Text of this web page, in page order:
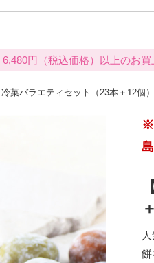
円（税込価格）以上のお
冷菓バラエティセット（23本＋12個
※
餅